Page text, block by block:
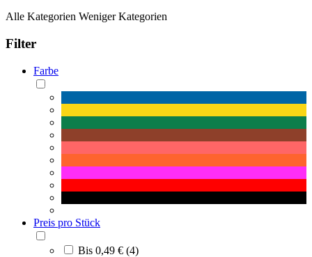
Alle Kategorien Weniger Kategorien
Filter
Farbe
Preis pro Stück
Bis 0,49 € (4)